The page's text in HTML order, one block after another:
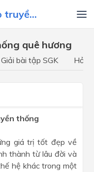
truyề...
quê hương
Giải bài tập SGK Hỏi
thống
giá trị tốt đẹp về
thành từ lâu đời và
hệ khác trong một